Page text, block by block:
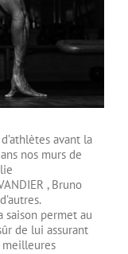
avant la
nos murs de
, Bruno
saison permet au
de lui assurant
meilleures